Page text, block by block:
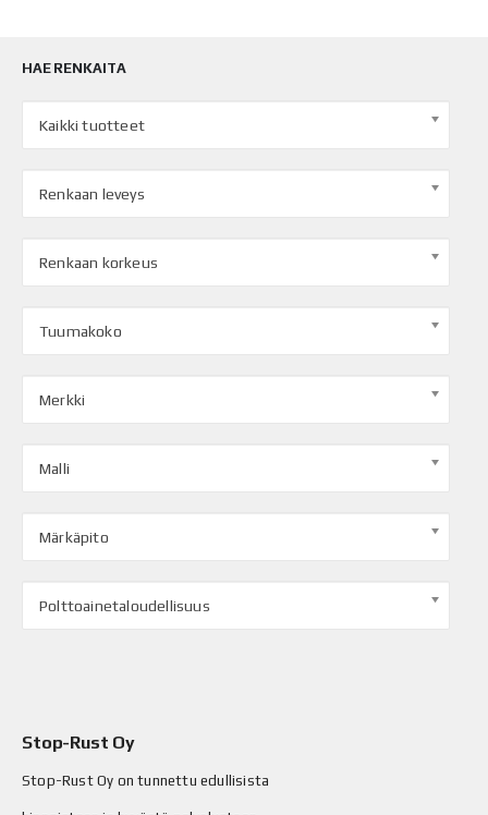
HAE RENKAITA
Kaikki tuotteet
Renkaan leveys
Renkaan korkeus
Tuumakoko
Merkki
Malli
Märkäpito
Polttoainetaloudellisuus
Stop-Rust Oy
Stop-Rust Oy on tunnettu edullisista